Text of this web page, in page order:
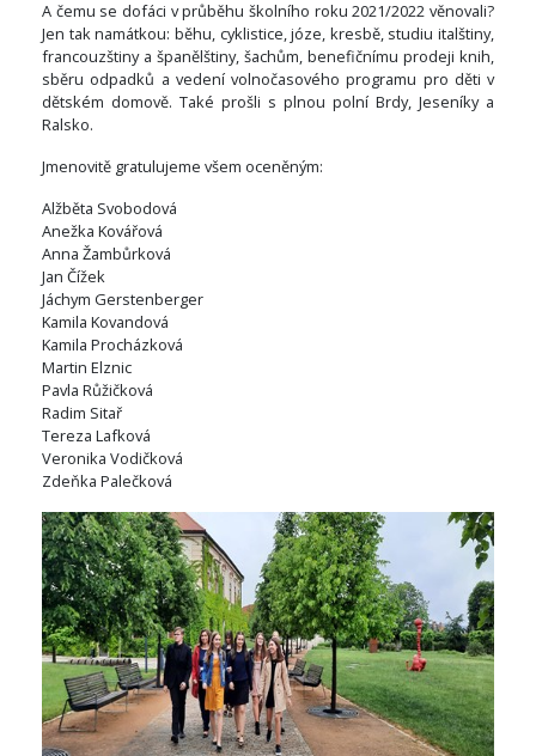
A čemu se dofáci v průběhu školního roku 2021/2022 věnovali?
Jen tak namátkou: běhu, cyklistice, józe, kresbě, studiu italštiny,
francouzštiny a španělštiny, šachům, benefičnímu prodeji knih,
sběru odpadků a vedení volnočasového programu pro děti v
dětském domově. Také prošli s plnou polní Brdy, Jeseníky a
Ralsko.
Jmenovitě gratulujeme všem oceněným:
Alžběta Svobodová
Anežka Kovářová
Anna Žambůrková
Jan Čížek
Jáchym Gerstenberger
Kamila Kovandová
Kamila Procházková
Martin Elznic
Pavla Růžičková
Radim Sitař
Tereza Lafková
Veronika Vodičková
Zdeňka Palečková